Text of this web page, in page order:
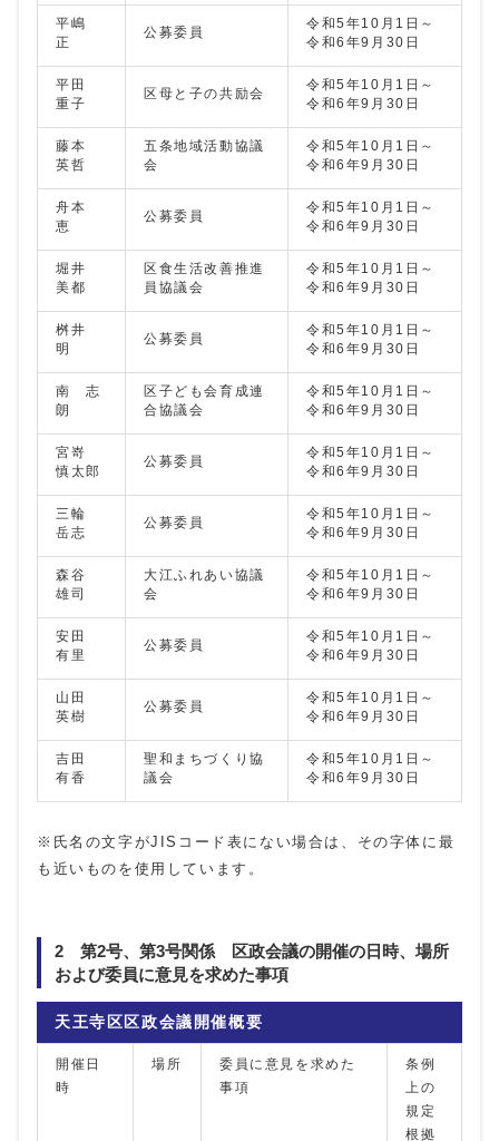
平嶋
正
公募委員
令和5年10月1日～
令和6年9月30日
平田
重子
区母と子の共励会
令和5年10月1日～
令和6年9月30日
藤本
英哲
五条地域活動協議
会
令和5年10月1日～
令和6年9月30日
舟本
恵
公募委員
令和5年10月1日～
令和6年9月30日
堀井
美都
区食生活改善推進
員協議会
令和5年10月1日～
令和6年9月30日
桝井
明
公募委員
令和5年10月1日～
令和6年9月30日
南 志
朗
区子ども会育成連
合協議会
令和5年10月1日～
令和6年9月30日
宮嵜
慎太郎
公募委員
令和5年10月1日～
令和6年9月30日
三輪
岳志
公募委員
令和5年10月1日～
令和6年9月30日
森谷
雄司
大江ふれあい協議
会
令和5年10月1日～
令和6年9月30日
安田
有里
公募委員
令和5年10月1日～
令和6年9月30日
山田
英樹
公募委員
令和5年10月1日～
令和6年9月30日
吉田
有香
聖和まちづくり協
議会
令和5年10月1日～
令和6年9月30日
※氏名の文字がJISコード表にない場合は、その字体に最
も近いものを使用しています。
2 第2号、第3号関係 区政会議の開催の日時、場所
および委員に意見を求めた事項
天王寺区区政会議開催概要
開催日
時
場所
委員に意見を求めた
事項
条例
上の
規定
根拠